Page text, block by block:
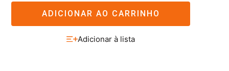
ADICIONAR AO CARRINHO